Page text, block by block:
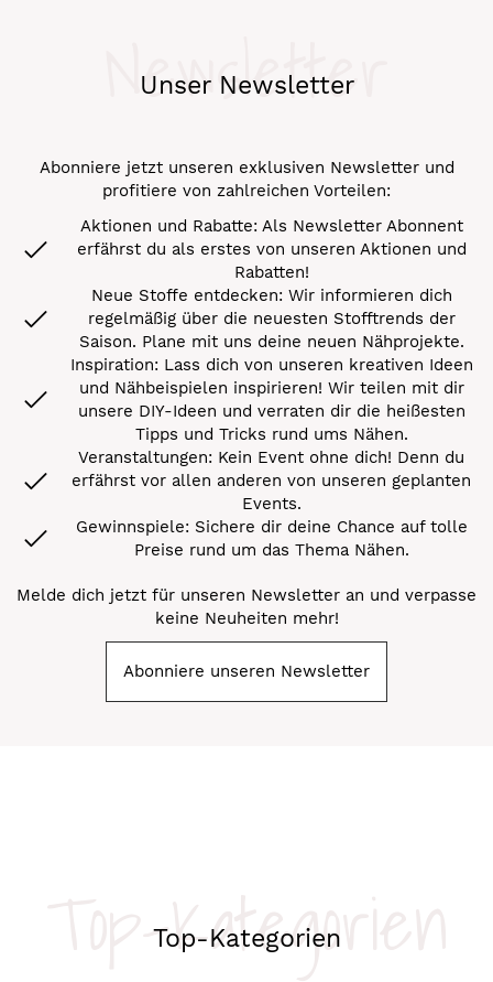
Unser Newsletter
Newsletter
Abonniere jetzt unseren exklusiven Newsletter und
profitiere von zahlreichen Vorteilen:
Aktionen und Rabatte: Als Newsletter Abonnent
erfährst du als erstes von unseren Aktionen und
Rabatten!
Neue Stoffe entdecken: Wir informieren dich
regelmäßig über die neuesten Stofftrends der
Saison. Plane mit uns deine neuen Nähprojekte.
Inspiration: Lass dich von unseren kreativen Ideen
und Nähbeispielen inspirieren! Wir teilen mit dir
unsere DIY-Ideen und verraten dir die heißesten
Tipps und Tricks rund ums Nähen.
Veranstaltungen: Kein Event ohne dich! Denn du
erfährst vor allen anderen von unseren geplanten
Events.
Gewinnspiele: Sichere dir deine Chance auf tolle
Preise rund um das Thema Nähen.
Melde dich jetzt für unseren Newsletter an und verpasse
keine Neuheiten mehr!
Abonniere unseren Newsletter
Top-Kategorien
Top-Kategorien